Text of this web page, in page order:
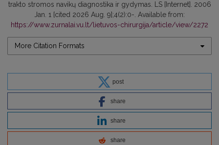
trakto stromos navikų diagnostika ir gydymas. LS [Internet]. 2006
Jan. 1 [cited 2026 Aug. 9];4(2):0-. Available from:
https://www.zurnalai.vu.lt/lietuvos-chirurgija/article/view/2272
More Citation Formats
post
share
share
share